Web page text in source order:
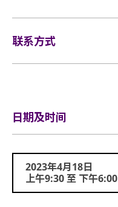
联系方式
日期及时间
2023年4月18日
上午9:30 至 下午6:00